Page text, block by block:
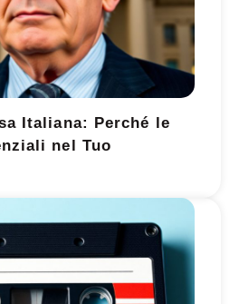
Italiana: Perché le
nel Tuo